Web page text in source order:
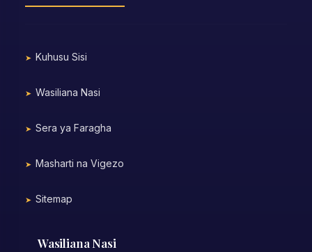
Kuhusu Sisi
Wasiliana Nasi
Sera ya Faragha
Masharti na Vigezo
Sitemap
Wasiliana Nasi